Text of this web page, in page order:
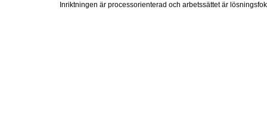
Inriktningen är processorienterad och arbetssättet är